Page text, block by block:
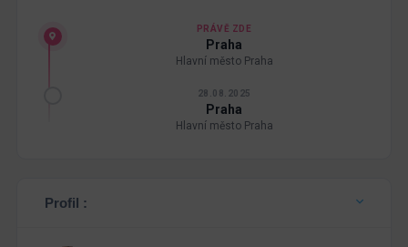
PRÁVĚ ZDE
Praha
Hlavní město Praha
28.08.2025
Praha
Hlavní město Praha
Profil :